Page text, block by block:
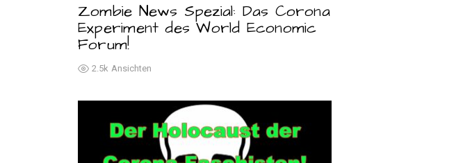
2.5k Ansichten
Zombie News Spezial: Das Corona
Experiment des World Economic
Forum!